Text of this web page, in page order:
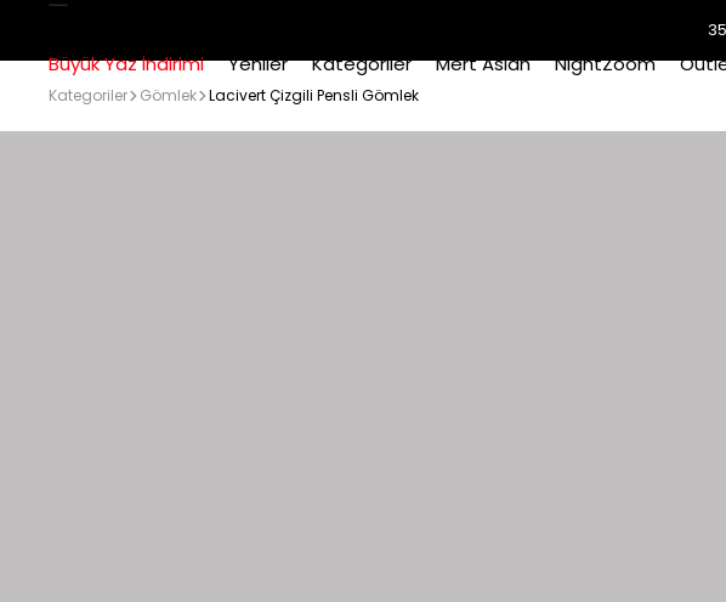
Büyük Yaz İndirimi Yeniler Kategoriler Mert Aslan NightZoom
Kategoriler Gömlek Lacivert Çizgili Pensli Gömlek